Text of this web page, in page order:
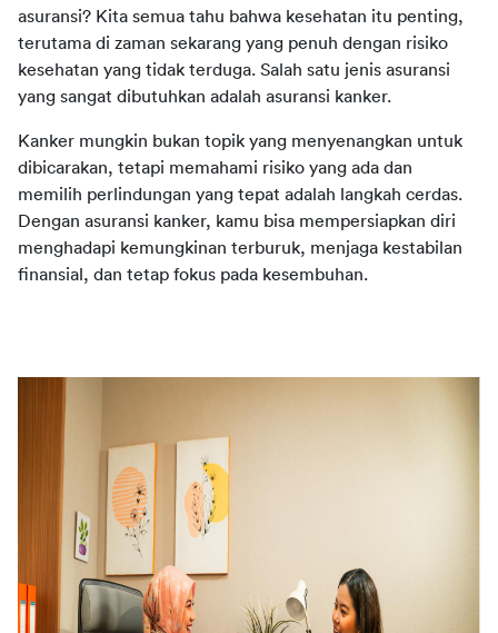
asuransi? Kita semua tahu bahwa kesehatan itu penting,
terutama di zaman sekarang yang penuh dengan risiko
kesehatan yang tidak terduga. Salah satu jenis asuransi
yang sangat dibutuhkan adalah asuransi kanker.
Kanker mungkin bukan topik yang menyenangkan untuk
dibicarakan, tetapi memahami risiko yang ada dan
memilih perlindungan yang tepat adalah langkah cerdas.
Dengan asuransi kanker, kamu bisa mempersiapkan diri
menghadapi kemungkinan terburuk, menjaga kestabilan
finansial, dan tetap fokus pada kesembuhan.